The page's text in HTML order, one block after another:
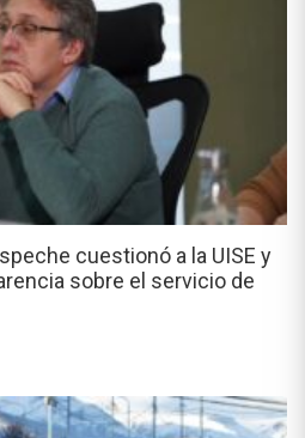
cuestionó a la UISE y
sobre el servicio de